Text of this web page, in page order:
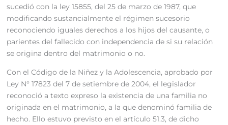
sucedió con la ley 15855, del 25 de marzo de 1987, que
modificando sustancialmente el régimen sucesorio
reconociendo iguales derechos a los hijos del causante, o
parientes del fallecido con independencia de si su relación
se origina dentro del matrimonio o no.
Con el Código de la Niñez y la Adolescencia, aprobado por
Ley N° 17823 del 7 de setiembre de 2004, el legislador
reconoció a texto expreso la existencia de una familia no
originada en el matrimonio, a la que denominó familia de
hecho. Ello estuvo previsto en el artículo 51.3, de dicho